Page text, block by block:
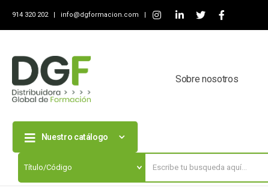
914 320 202 | info@dgformacion.com |
Sobre nosotros
Nuestro catálogo